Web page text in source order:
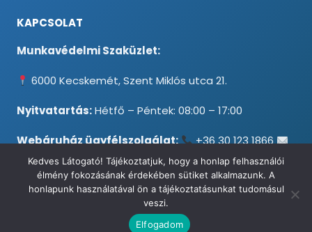
KAPCSOLAT
Munkavédelmi Szaküzlet:
6000 Kecskemét, Szent Miklós utca 21.
Nyitvatartás:Hétfő – Péntek: 08:00 – 17:00
Webáruház ügyfélszolgálat:
+36 30 123 1866
info@testpancel.hu
© 2026 Munkavédelmi és Ruházati Webáruház - Minden jog
Kedves Látogató! Tájékoztatjuk, hogy a honlap felhasználói
élmény fokozásának érdekében sütiket alkalmazunk. A
honlapunk használatával ön a tájékoztatásunkat tudomásul
veszi.
Elfogadom